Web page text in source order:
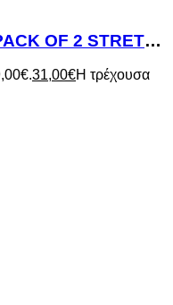
ARMANI EXCHANGE PACK OF 2 STRETCH BOXERS
31,00€Η τρέχουσα